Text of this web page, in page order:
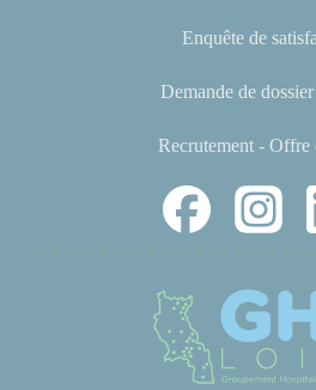
Enquête de
Demande de
Recrutement - Offre